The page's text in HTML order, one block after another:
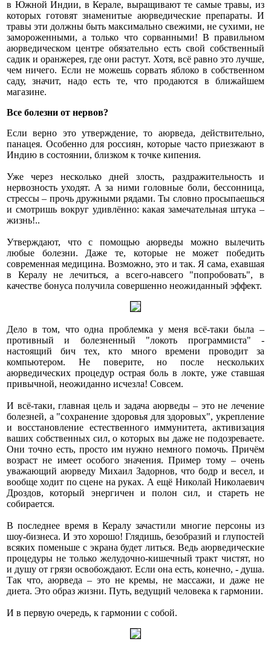
в Южной Индии, в Керале, выращивают те самые травы, из
которых готовят знаменитые аюрведические препараты. И
травы эти должны быть максимально свежими, не сухими, не
замороженными, а только что сорванными! В правильном
аюрведическом центре обязательно есть свой собственный
садик и оранжерея, где они растут. Хотя, всё равно это лучше,
чем ничего. Если не можешь сорвать яблоко в собственном
саду, значит, надо есть те, что продаются в ближайшем
магазине.
Все болезни от нервов?
Если верно это утверждение, то аюрведа, действительно,
панацея. Особенно для россиян, которые часто приезжают в
Индию в состоянии, близком к точке кипения.
Уже через несколько дней злость, раздражительность и
нервозность уходят. А за ними головные боли, бессонница,
стрессы – прочь дружными рядами. Ты словно просыпаешься
и смотришь вокруг удивлённо: какая замечательная штука –
жизнь!..
Утверждают, что с помощью аюрведы можно вылечить
любые болезни. Даже те, которые не может победить
современная медицина. Возможно, это и так. Я сама, ехавшая
в Кералу не лечиться, а всего-навсего "попробовать", в
качестве бонуса получила совершенно неожиданный эффект.
Дело в том, что одна проблемка у меня всё-таки была –
противный и болезненный "локоть программиста" -
настоящий бич тех, кто много времени проводит за
компьютером. Не поверите, но после нескольких
аюрведических процедур острая боль в локте, уже ставшая
привычной, неожиданно исчезла! Совсем.
И всё-таки, главная цель и задача аюрведы – это не лечение
болезней, а "сохранение здоровья для здоровых", укрепление
и восстановление естественного иммунитета, активизация
ваших собственных сил, о которых вы даже не подозреваете.
Они точно есть, просто им нужно немного помочь. Причём
возраст не имеет особого значения. Пример тому – очень
уважающий аюрведу Михаил Задорнов, что бодр и весел, и
вообще ходит по сцене на руках. А ещё Николай Николаевич
Дроздов, который энергичен и полон сил, и стареть не
собирается.
В последнее время в Кералу зачастили многие персоны из
шоу-бизнеса. И это хорошо! Глядишь, безобразий и глупостей
всяких поменьше с экрана будет литься. Ведь аюрведические
процедуры не только желудочно-кишечный тракт чистят, но
и душу от грязи освобождают. Если она есть, конечно, - душа.
Так что, аюрведа – это не кремы, не массажи, и даже не
диета. Это образ жизни. Путь, ведущий человека к гармонии.
И в первую очередь, к гармонии с собой.